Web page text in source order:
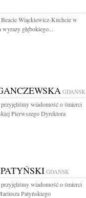
Wiąckiewicz-Kuchcie w
głębokiego...
GDAŃSK
przyjęliśmy wiadomość o śmierci
Pierwszego Dyrektora
GDAŃSK
przyjęliśmy wiadomość o śmierci
Patyńskiego